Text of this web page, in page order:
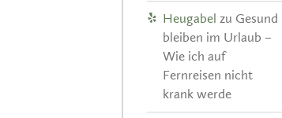
Heugabel zu Gesund
bleiben im Urlaub –
Wie ich auf
Fernreisen nicht
krank werde